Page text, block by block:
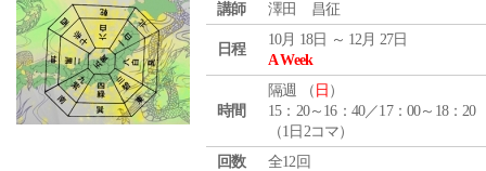
講師 澤田 昌征
日程
10月 18日 ～ 12月 27日
A Week
時間
隔週 （ 日 ）
15：20～16：40／17：00～18：20
（1日2コマ）
回数
全12回